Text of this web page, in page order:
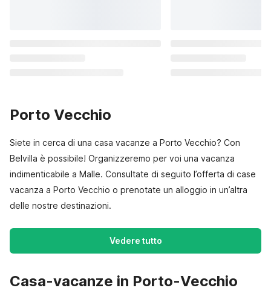
Porto Vecchio
Siete in cerca di una casa vacanze a Porto Vecchio? Con
Belvilla è possibile! Organizzeremo per voi una vacanza
indimenticabile a Malle. Consultate di seguito l’offerta di case
vacanza a Porto Vecchio o prenotate un alloggio in un’altra
delle nostre destinazioni.
Vedere tutto
Casa-vacanze in Porto-Vecchio